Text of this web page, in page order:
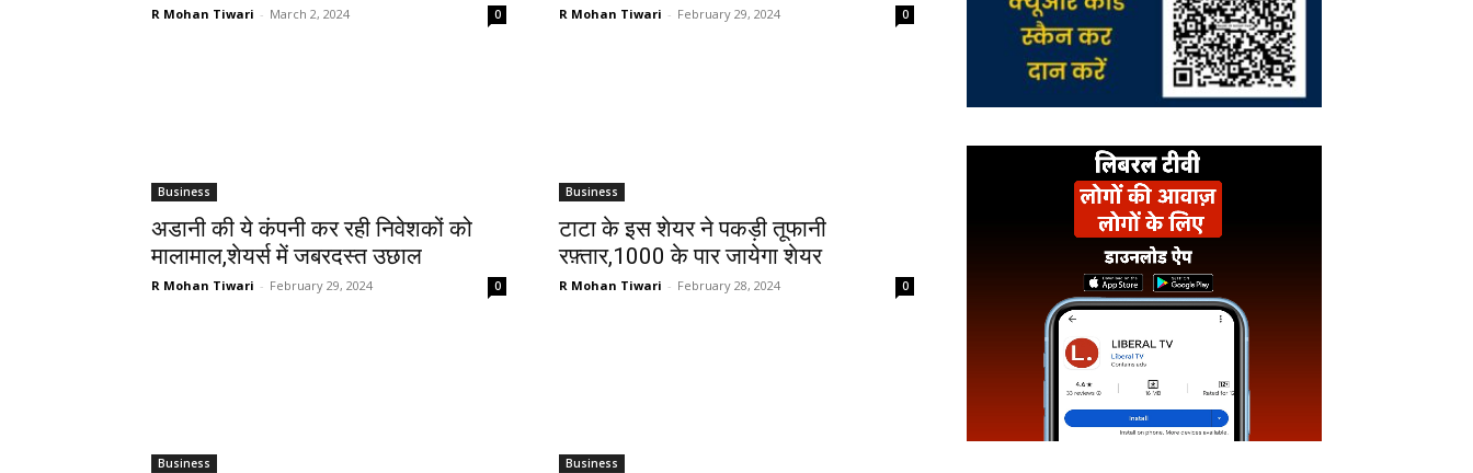
R Mohan Tiwari - March 2, 2024 0 R Mohan Tiwari - February 29, 2024 0
Business
अडानी की ये कंपनी कर रही निवेशकों को
मालामाल,शेयर्स में जबरदस्त उछाल
R Mohan Tiwari - February 29, 2024 0
Business
टाटा के इस शेयर ने पकड़ी तूफानी
रफ़्तार,1000 के पार जायेगा शेयर
R Mohan Tiwari - February 28, 2024 0
Business Business